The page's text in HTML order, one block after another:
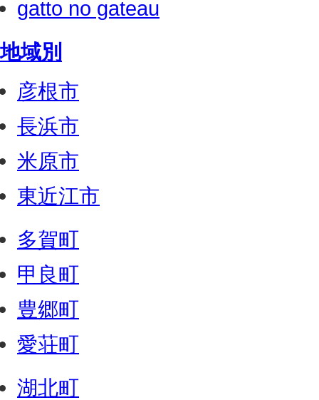
gatto no gateau
地域別
彦根市
長浜市
米原市
東近江市
多賀町
甲良町
豊郷町
愛荘町
湖北町